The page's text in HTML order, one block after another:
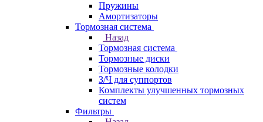
Пружины
Амортизаторы
Тормозная система
Назад
Тормозная система
Тормозные диски
Тормозные колодки
З/Ч для суппортов
Комплекты улучшенных тормозных
систем
Фильтры